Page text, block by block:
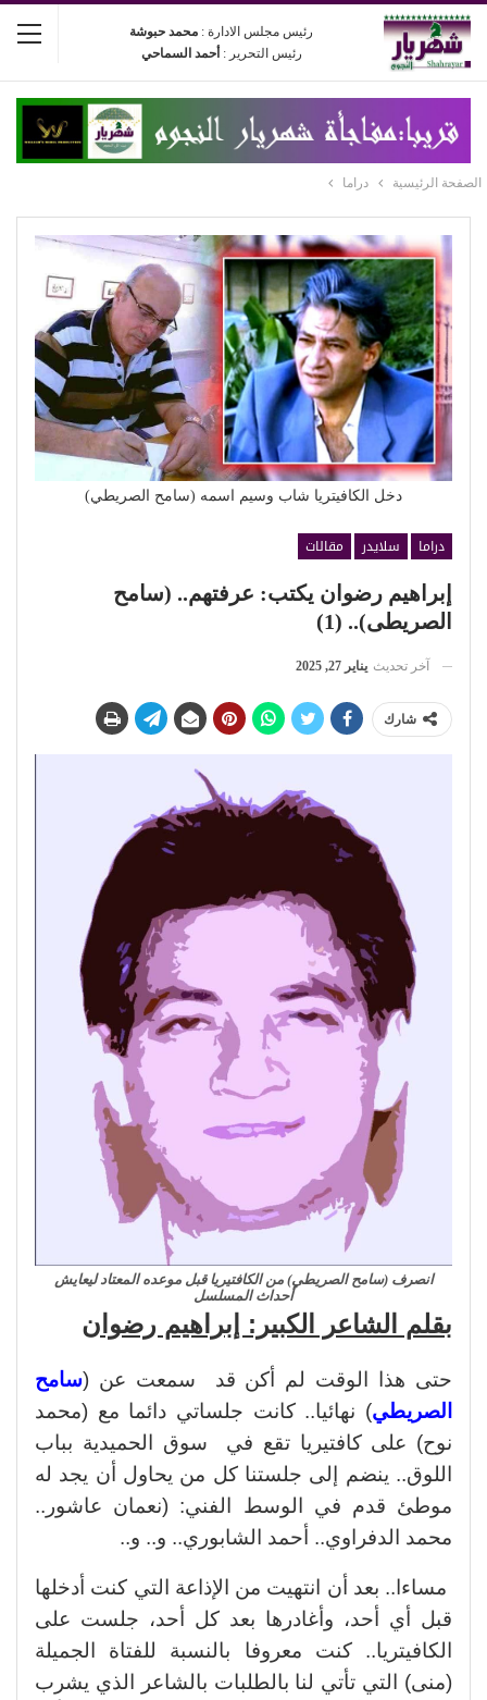
رئيس مجلس الادارة : محمد حبوشة
رئيس التحرير : أحمد السماحي
الصفحة الرئيسية دراما
دخل الكافيتريا شاب وسيم اسمه (سامح الصريطي)
دراما سلايدر
مقالات
إبراهيم رضوان يكتب: عرفتهم.. (سامح
الصريطى).. (1)
آخر تحديث يناير 27, 2025
شارك
انصرف (سامح الصريطي) من الكافتيريا قبل موعده المعتاد ليعايش
أحداث المسلسل
بقلم الشاعر الكبير: إبراهيم رضوان
حتى هذا الوقت لم أكن قد سمعت عن (سامح
الصريطي) نهائيا.. كانت جلساتي دائما مع (محمد
نوح) على كافتيريا تقع في سوق الحميدية بباب
اللوق.. ينضم إلى جلستنا كل من يحاول أن يجد له
موطئ قدم في الوسط الفني: (نعمان عاشور..
محمد الدفراوي.. أحمد الشابوري.. و.. و..
مساءا.. بعد أن انتهيت من الإذاعة التي كنت أدخلها
قبل أي أحد، وأغادرها بعد كل أحد، جلست على
الكافيتريا.. كنت معروفا بالنسبة للفتاة الجميلة
(منى) التي تأتي لنا بالطلبات بالشاعر الذي يشرب